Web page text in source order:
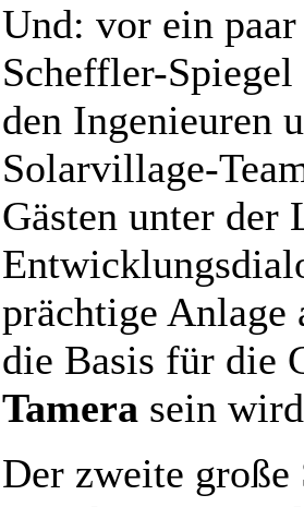
Und: vor ein
Scheffler-
den Ingenieuren
Solarvillage-
Gästen unter der
prächtige Anlage
die Basis für die
Tamera sein
Der zweite